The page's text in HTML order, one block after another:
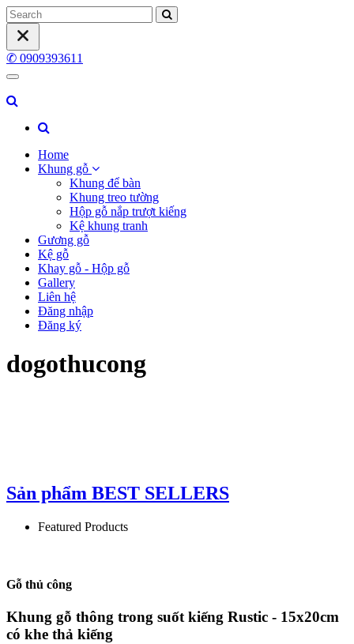
✆ 0909393611
Home
Khung gỗ
Khung để bàn
Khung treo tường
Hộp gỗ nắp trượt kiếng
Kệ khung tranh
Gương gỗ
Kệ gỗ
Khay gỗ - Hộp gỗ
Gallery
Liên hệ
Đăng nhập
Đăng ký
dogothucong
Sản phẩm BEST SELLERS
Featured Products
Gỗ thủ công
Khung gỗ thông trong suốt kiếng Rustic - 15x20cm
có khe thả kiếng